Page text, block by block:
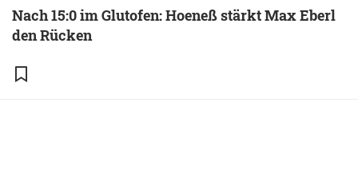
Nach 15:0 im Glutofen: Hoeneß stärkt Max Eberl
den Rücken